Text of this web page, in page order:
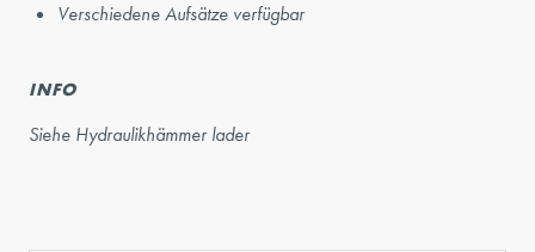
Verschiedene Aufsätze verfügbar
INFO
Siehe Hydraulikhämmer lader